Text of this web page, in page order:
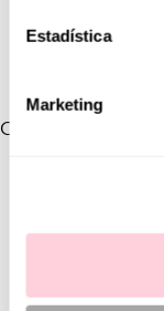
Estadística
Marketing
e quadrados.
COLEÇÕES